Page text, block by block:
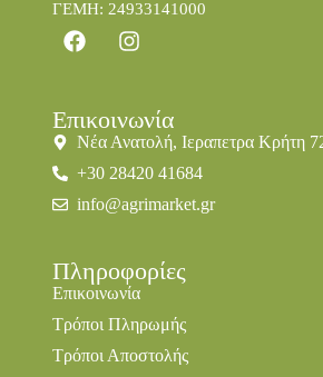
ΓΕΜΗ: 24933141000
Επικοινωνία
Νέα Ανατολή, Ιεραπετρα Κρήτη
+30 28420 41684
info@agrimarket.gr
Πληροφορίες
Επικοινωνία
Τρόποι Πληρωμής
Τρόποι Αποστολής